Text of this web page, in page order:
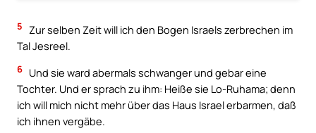
5 Zur selben Zeit will ich den Bogen Israels zerbrechen im
Tal Jesreel.
6 Und sie ward abermals schwanger und gebar eine
Tochter. Und er sprach zu ihm: Heiße sie Lo-Ruhama; denn
ich will mich nicht mehr über das Haus Israel erbarmen, daß
ich ihnen vergäbe.